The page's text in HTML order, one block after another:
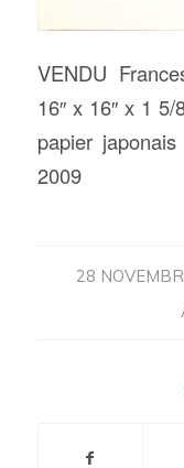
VENDU
16″ x 16″ x 1
papier
2009
28 /